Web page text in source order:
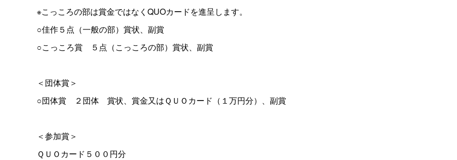
※こっころの部は賞金ではなくQUOカードを進呈します。
○佳作５点（一般の部）賞状、副賞
○こっころ賞 ５点（こっころの部）賞状、副賞
＜団体賞＞
○団体賞 ２団体 賞状、賞金又はＱＵＯカード（１万円分）、副賞
＜参加賞＞
ＱＵＯカード５００円分